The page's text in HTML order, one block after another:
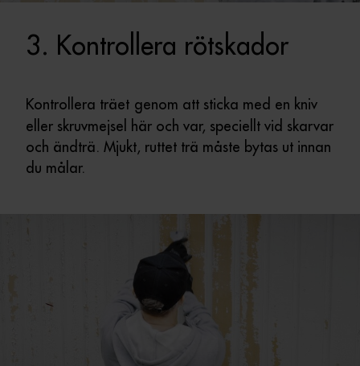
3. Kontrollera rötskador
Kontrollera träet genom att sticka med en kniv
eller skruvmejsel här och var, speciellt vid skarvar
och ändträ. Mjukt, ruttet trä måste bytas ut innan
du målar.